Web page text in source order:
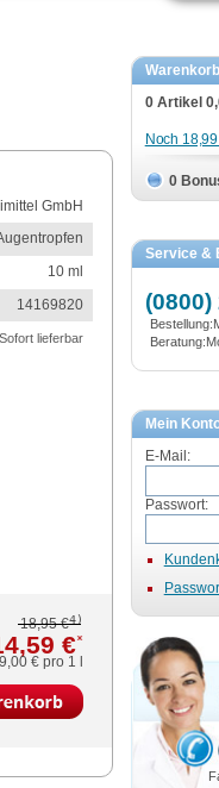
GmbH
10 ml
14169820
Sofort lieferbar
18,95 €4)
€*
€pro 1 l
Warenkorb
0 Artikel
Noch
0
Service &
(0800)
Mein
E-Mail:
Passwort: